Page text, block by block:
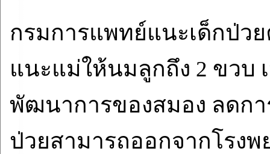
กรมการแพทย์แนะเด็กป่ว
แนะแม่ให้นมลูกถึง 2 ขวบ
พัฒนาการของสมอง ลดกา
ป่วยสามารถออกจากโรงพ